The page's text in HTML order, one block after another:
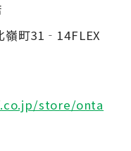
町31‐14FLEX
store/onta